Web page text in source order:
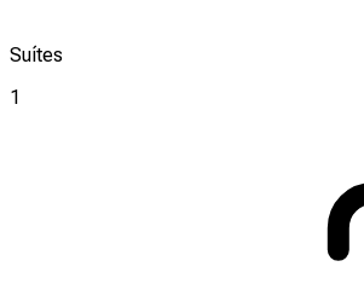
Suítes
1